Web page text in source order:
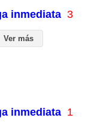
inmediata 3
Ver más
inmediata 1